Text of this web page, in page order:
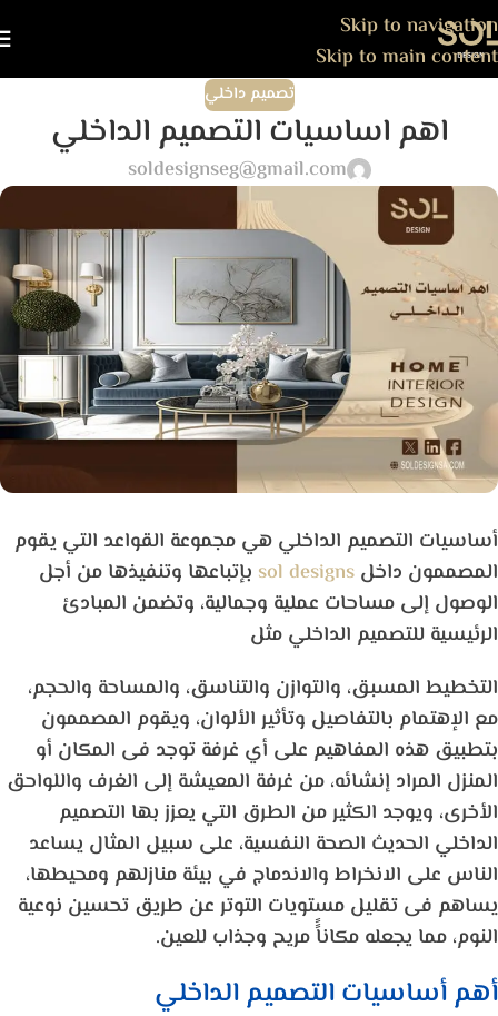
Skip to navigation
Skip to main content
تصميم داخلي
اهم اساسيات التصميم الداخلي
soldesignseg@gmail.com
أساسيات التصميم الداخلي هي مجموعة القواعد التي يقوم
المصممون داخل sol designs بإتباعها وتنفيذها من أجل
الوصول إلى مساحات عملية وجمالية، وتضمن المبادئ
الرئيسية للتصميم الداخلي مثل
التخطيط المسبق، والتوازن والتناسق، والمساحة والحجم،
مع الإهتمام بالتفاصيل وتأثير الألوان، ويقوم المصممون
بتطبيق هذه المفاهيم على أي غرفة توجد فى المكان أو
المنزل المراد إنشائه، من غرفة المعيشة إلى الغرف واللواحق
الأخرى، ويوجد الكثير من الطرق التي يعزز بها التصميم
الداخلي الحديث الصحة النفسية، على سبيل المثال يساعد
الناس على الانخراط والاندماج في بيئة منازلهم ومحيطها،
يساهم فى تقليل مستويات التوتر عن طريق تحسين نوعية
النوم، مما يجعله مكاناًً مريح وجذاب للعين.
أهم أساسيات التصميم الداخلي